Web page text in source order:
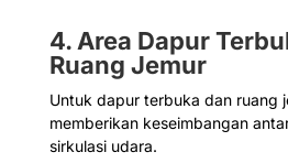
4. Area Dapur
Ruang Jemur
Untuk dapur terbuka dan ruang
memberikan keseimbangan
sirkulasi udara.